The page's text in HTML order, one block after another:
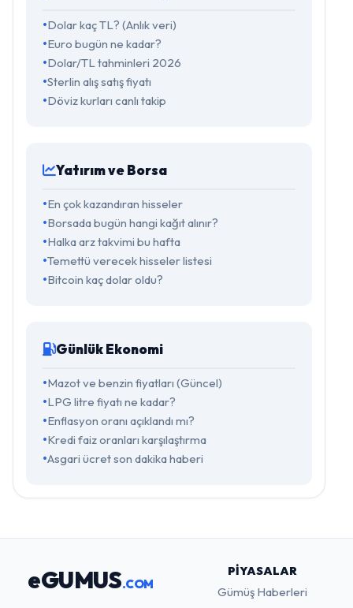
Dolar kaç TL? (Anlık veri)
Euro bugün ne kadar?
Dolar/TL tahminleri 2026
Sterlin alış satış fiyatı
Döviz kurları canlı takip
Yatırım ve Borsa
En çok kazandıran hisseler
Borsada bugün hangi kağıt alınır?
Halka arz takvimi bu hafta
Temettü verecek hisseler listesi
Bitcoin kaç dolar oldu?
Günlük Ekonomi
Mazot ve benzin fiyatları (Güncel)
LPG litre fiyatı ne kadar?
Enflasyon oranı açıklandı mı?
Kredi faiz oranları karşılaştırma
Asgari ücret son dakika haberi
eGUMUS.COM
PIYASALAR
Gümüş Haberleri